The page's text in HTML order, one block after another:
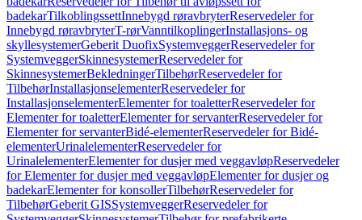
badekarTilkoblingssettInnebygd røravbryterReservedeler for
Innebygd røravbryterT-rørVanntilkoplingerInstallasjons- og
skyllesystemerGeberit DuofixSystemveggerReservedeler for
SystemveggerSkinnesystemerReservedeler for
SkinnesystemerBekledningerTilbehørReservedeler for
TilbehørInstallasjonselementerReservedeler for
InstallasjonselementerElementer for toaletterReservedeler for
Elementer for toaletterElementer for servanterReservedeler for
Elementer for servanterBidé-elementerReservedeler for Bidé-
elementerUrinalelementerReservedeler for
UrinalelementerElementer for dusjer med veggavløpReservedeler
for Elementer for dusjer med veggavløpElementer for dusjer og
badekarElementer for konsollerTilbehørReservedeler for
TilbehørGeberit GISSystemveggerReservedeler for